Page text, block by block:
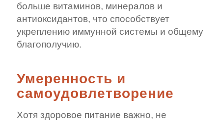
больше витаминов, минералов и
антиоксидантов, что способствует
укреплению иммунной системы и общему
благополучию.
Умеренность и
самоудовлетворение
Хотя здоровое питание важно, не